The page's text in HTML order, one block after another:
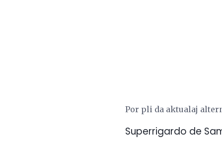
Por pli da aktualaj
Superrigardo de